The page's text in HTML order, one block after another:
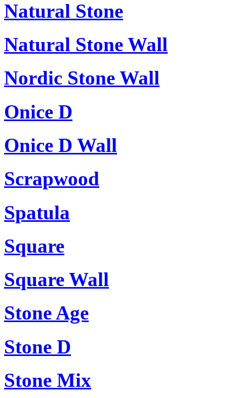
Natural Stone
Natural Stone Wall
Nordic Stone Wall
Onice D
Onice D Wall
Scrapwood
Spatula
Square
Square Wall
Stone Age
Stone D
Stone Mix